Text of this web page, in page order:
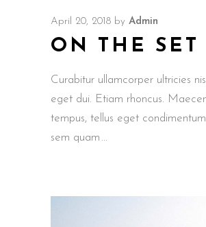
April 20, 2018 by Admin
ON THE SET
Curabitur ullamcorper ultricies
eget dui. Etiam rhoncus.
tempus, tellus eget
sem quam